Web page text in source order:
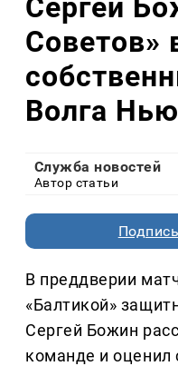
Сергей
Советов»
Волга
Служба новостей
Автор статьи
В преддверии
«Балтикой»
Сергей Божин
команде и оценил